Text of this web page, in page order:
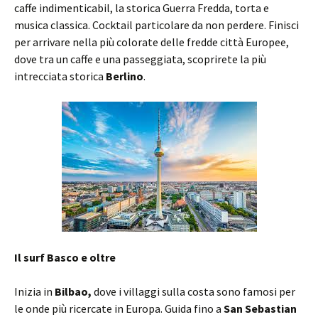
caffe indimenticabil, la storica Guerra Fredda, torta e
musica classica. Cocktail particolare da non perdere. Finisci
per arrivare nella più colorate delle fredde città Europee,
dove tra un caffe e una passeggiata, scoprirete la più
intrecciata storica Berlino.
Il surf Basco e oltre
Inizia in Bilbao, dove i villaggi sulla costa sono famosi per
le onde più ricercate in Europa. Guida fino a San Sebastian